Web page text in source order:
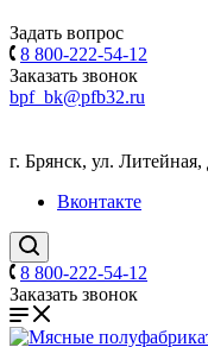
Задать вопрос
8 800-222-54-12
Заказать звонок
bpf_bk@pfb32.ru
г. Брянск, ул. Литейная,
Вконтакте
8 800-222-54-12
Заказать звонок